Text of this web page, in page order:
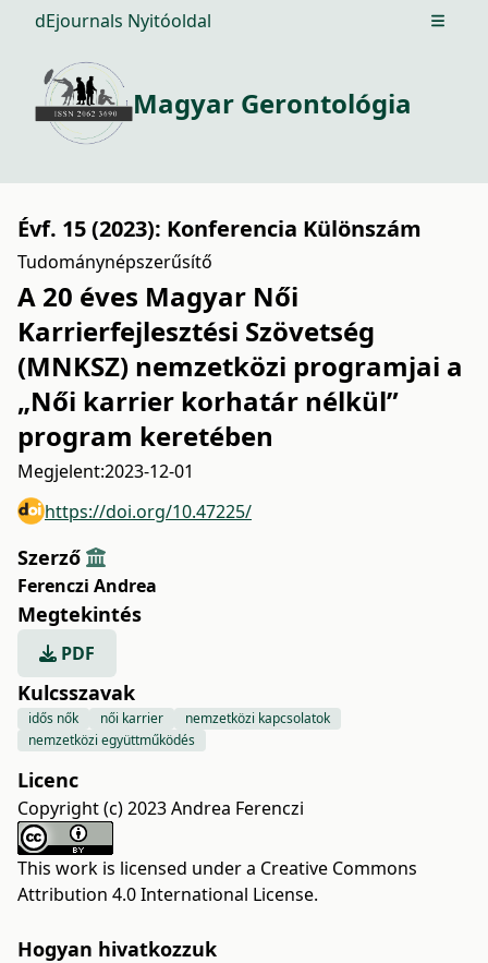
dEjournals Nyitóoldal Open
Magyar Gerontológia
Évf. 15 (2023): Konferencia Különszám
Tudománynépszerűsítő
A 20 éves Magyar Női
Karrierfejlesztési Szövetség
(MNKSZ) nemzetközi programjai a
„Női karrier korhatár nélkül”
program keretében
Megjelent:2023-12-01
https://doi.org/10.47225/
Szerző
Ferenczi Andrea
Megtekintés
PDF
Kulcsszavak
idős nők női karrier
nemzetközi kapcsolatok
nemzetközi együttműködés
Licenc
Copyright (c) 2023 Andrea Ferenczi
This work is licensed under a Creative Commons
Attribution 4.0 International License.
Hogyan hivatkozzuk